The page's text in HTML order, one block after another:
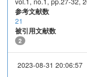
参考文献数
21
被引用文献数
2
2023-08-31 20:06:57